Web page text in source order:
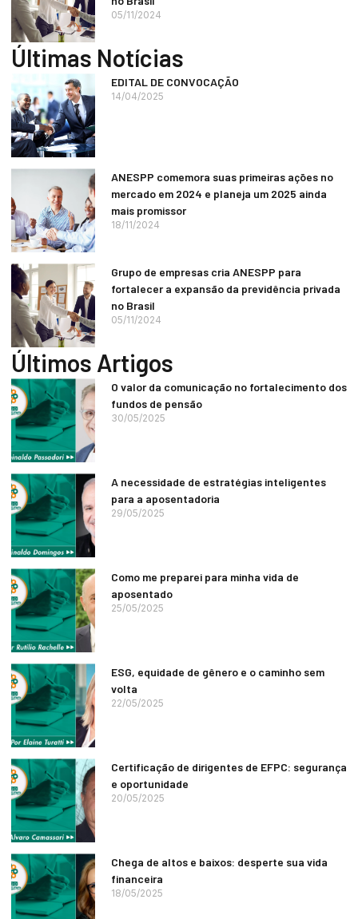
05/11/2024
Últimas Notícias
EDITAL DE CONVOCAÇÃO
14/04/2025
ANESPP comemora suas primeiras ações no
mercado em 2024 e planeja um 2025 ainda
mais promissor
18/11/2024
Grupo de empresas cria ANESPP para
fortalecer a expansão da previdência privada
no Brasil
05/11/2024
Últimos Artigos
O valor da comunicação no fortalecimento dos
fundos de pensão
30/05/2025
A necessidade de estratégias inteligentes
para a aposentadoria
29/05/2025
Como me preparei para minha vida de
aposentado
25/05/2025
ESG, equidade de gênero e o caminho sem
volta
22/05/2025
Certificação de dirigentes de EFPC: segurança
e oportunidade
20/05/2025
Chega de altos e baixos: desperte sua vida
financeira
18/05/2025